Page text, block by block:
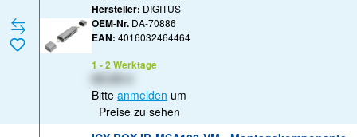
Hersteller: DIGITUS
OEM-Nr. DA-70886
EAN: 4016032464464
1 - 2 Werktage
Bitte anmelden um
Preise zu sehen